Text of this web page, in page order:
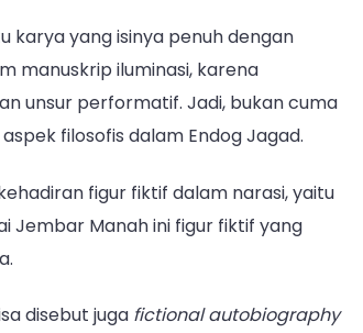
karya yang isinya penuh dengan
manuskrip iluminasi, karena
unsur performatif. Jadi, bukan cuma
filosofis dalam Endog Jagad.
figur fiktif dalam narasi, yaitu
Jembar Manah ini figur fiktif yang
disebut juga fictional autobiography